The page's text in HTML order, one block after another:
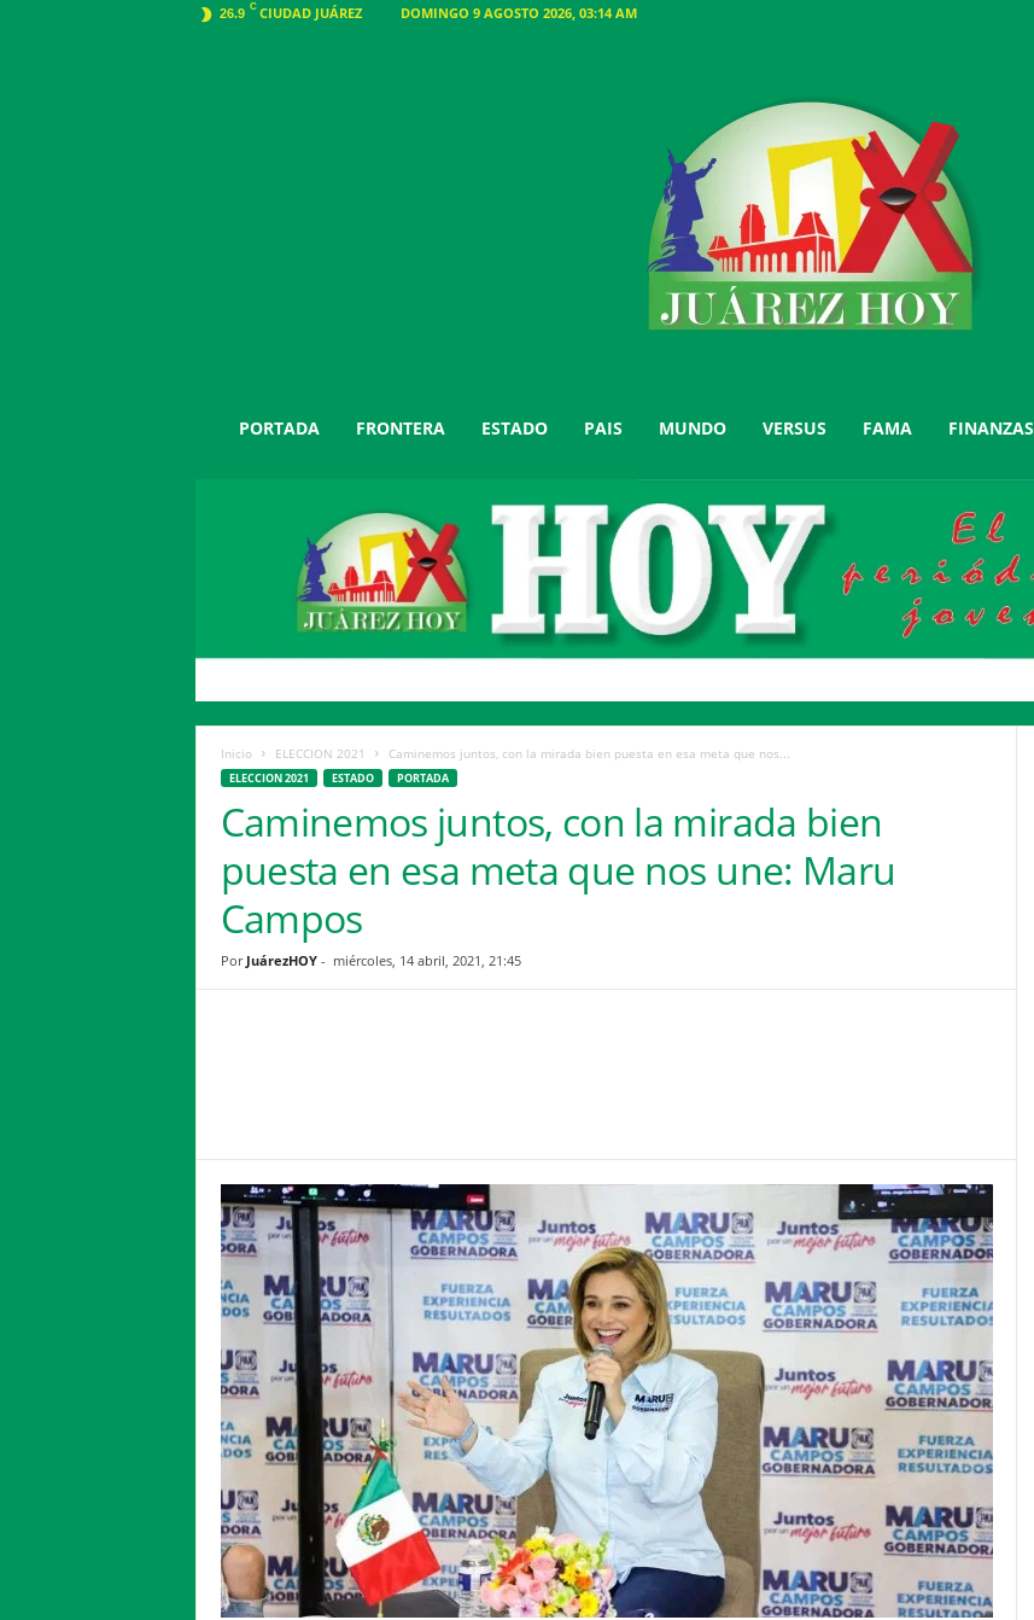
26.9 C CIUDAD JUÁREZ DOMINGO 9 AGOSTO 2026, 03:14 AM
PORTADA FRONTERA ESTADO PAIS MUNDO VERSUS FAMA FINANZAS
Inicio ELECCION 2021 Caminemos juntos, con la mirada bien puesta en esa meta que nos...
ELECCION 2021 ESTADO PORTADA
Caminemos juntos, con la mirada bien
puesta en esa meta que nos une: Maru
Campos
Por JuárezHOY- miércoles, 14 abril, 2021, 21:45